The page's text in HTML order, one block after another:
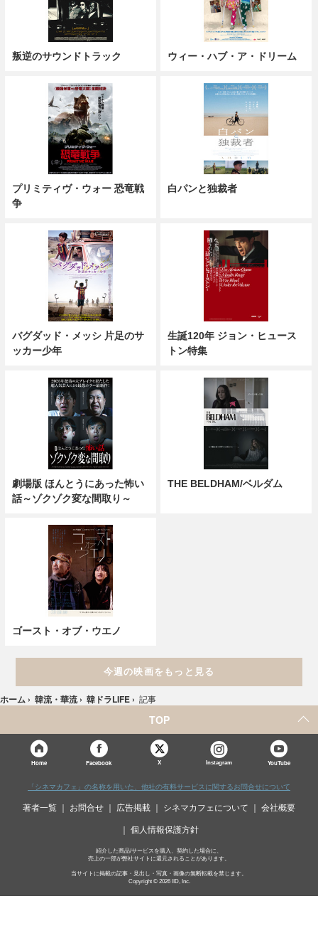
叛逆のサウンドトラック ウィー・ハブ・ア・ドリーム
プリミティヴ・ウォー 恐竜戦
争
白パンと独裁者
バグダッド・メッシ 片足のサ
ッカー少年
生誕120年 ジョン・ヒュース
トン特集
劇場版 ほんとうにあった怖い
話～ゾクゾク変な間取り～
THE BELDHAM/ベルダム
ゴースト・オブ・ウエノ
今週の映画をもっと見る
ホーム › 韓流・華流 › 韓ドラLIFE › 記事
TOP
Home Facebook X Instagram YouTube
「シネマカフェ」の名称を用いた、他社の有料サービスに関するお問合せについて
著者一覧 お問合せ 広告掲載 シネマカフェについて 会社概要
個人情報保護方針
紹介した商品/サービスを購入、契約した場合に、
売上の一部が弊社サイトに還元されることがあります。
当サイトに掲載の記事・見出し・写真・画像の無断転載を禁じます。
Copyright © 2026 IID, Inc.